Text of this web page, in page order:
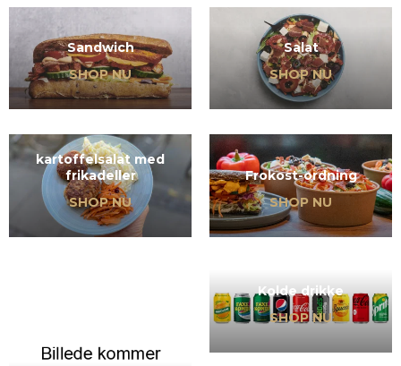
Sandwich
SHOP NU
Salat
SHOP NU
kartoffelsalat med
frikadeller
SHOP NU
Frokost-ordning
SHOP NU
Kolde drikke
SHOP NU